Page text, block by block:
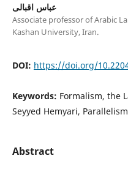
عباس اقبالی
Associate professor of Arabic
Kashan University, Iran.
DOI: https://doi.org/
Keywords: Formalism, the
Seyyed Hemyari,
Abstract